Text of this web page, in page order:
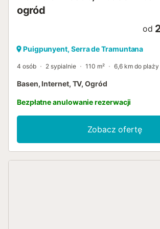
ogród
od
Puigpunyent, Serra de Tramuntana
4 osób 2 sypialnie 110 m² 6,6 km do plaży
Basen, Internet, TV, Ogród
Bezpłatne anulowanie rezerwacji
Zobacz ofertę